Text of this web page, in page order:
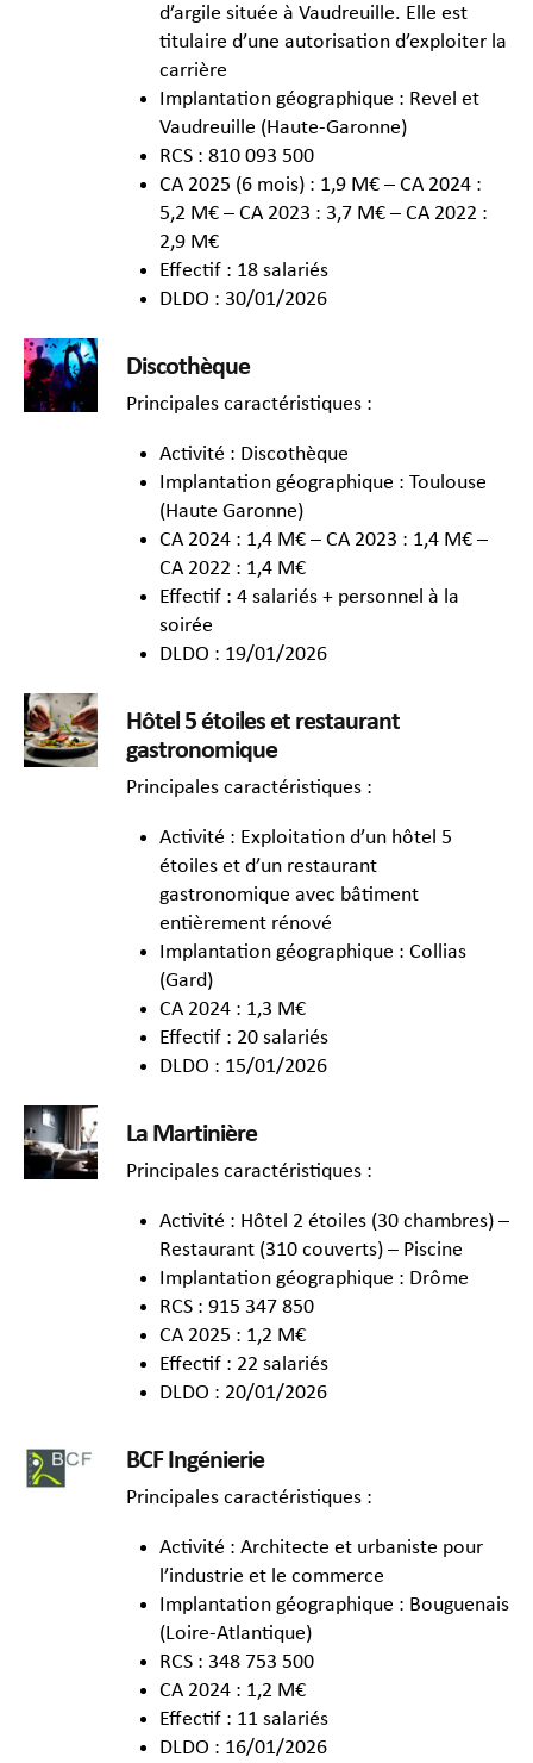
d’argile située à Vaudreuille. Elle est
titulaire d’une autorisation d’exploiter la
carrière
Implantation géographique : Revel et
Vaudreuille (Haute-Garonne)
RCS : 810 093 500
CA 2025 (6 mois) : 1,9 M€ – CA 2024 :
5,2 M€ – CA 2023 : 3,7 M€ – CA 2022 :
2,9 M€
Effectif : 18 salariés
DLDO : 30/01/2026
Discothèque
Principales caractéristiques :
Activité : Discothèque
Implantation géographique : Toulouse
(Haute Garonne)
CA 2024 : 1,4 M€ – CA 2023 : 1,4 M€ –
CA 2022 : 1,4 M€
Effectif : 4 salariés + personnel à la
soirée
DLDO : 19/01/2026
Hôtel 5 étoiles et restaurant
gastronomique
Principales caractéristiques :
Activité : Exploitation d’un hôtel 5
étoiles et d’un restaurant
gastronomique avec bâtiment
entièrement rénové
Implantation géographique : Collias
(Gard)
CA 2024 : 1,3 M€
Effectif : 20 salariés
DLDO : 15/01/2026
La Martinière
Principales caractéristiques :
Activité : Hôtel 2 étoiles (30 chambres) –
Restaurant (310 couverts) – Piscine
Implantation géographique : Drôme
RCS : 915 347 850
CA 2025 : 1,2 M€
Effectif : 22 salariés
DLDO : 20/01/2026
BCF Ingénierie
Principales caractéristiques :
Activité : Architecte et urbaniste pour
l’industrie et le commerce
Implantation géographique : Bouguenais
(Loire-Atlantique)
RCS : 348 753 500
CA 2024 : 1,2 M€
Effectif : 11 salariés
DLDO : 16/01/2026